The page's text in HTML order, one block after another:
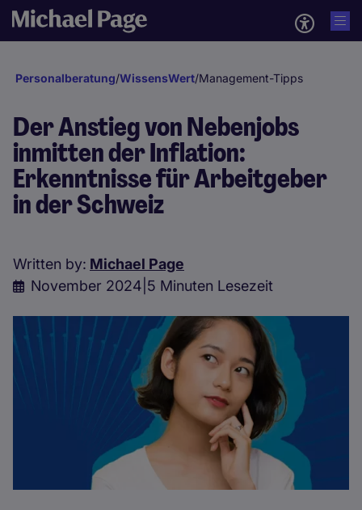
Personalberatung/WissensWert/Management-Tipps
Der Anstieg von Nebenjobs
inmitten der Inflation:
Erkenntnisse für Arbeitgeber
in der Schweiz
Written by: Michael Page
November 2024 5 Minuten Lesezeit